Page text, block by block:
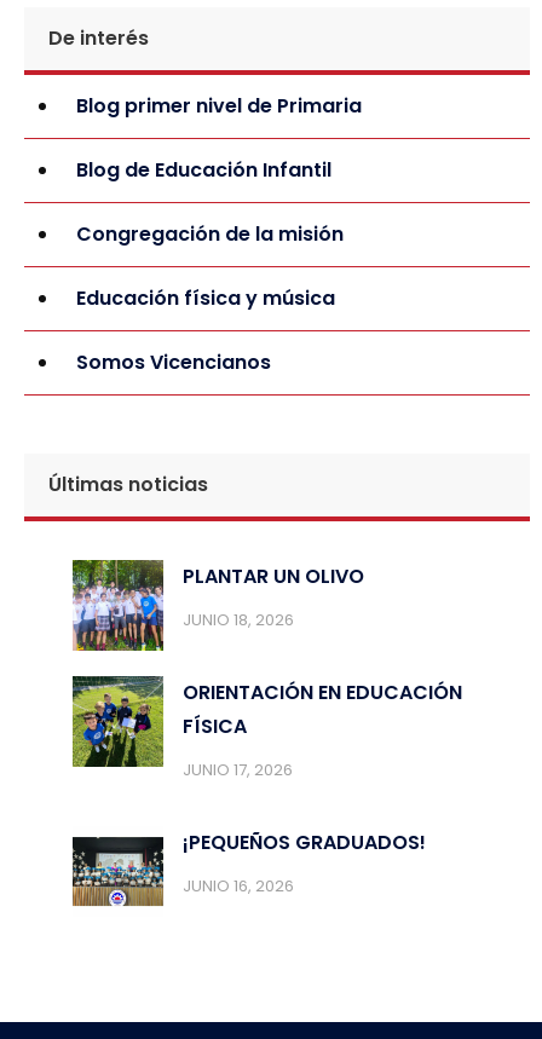
De interés
Blog primer nivel de Primaria
Blog de Educación Infantil
Congregación de la misión
Educación física y música
Somos Vicencianos
Últimas noticias
PLANTAR UN OLIVO
JUNIO 18, 2026
ORIENTACIÓN EN EDUCACIÓN
FÍSICA
JUNIO 17, 2026
¡PEQUEÑOS GRADUADOS!
JUNIO 16, 2026